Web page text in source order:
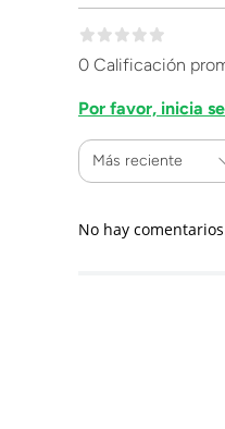
0 Calificación
Por favor, inicia
Más reciente
No hay